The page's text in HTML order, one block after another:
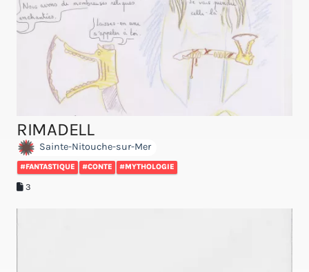
RIMADELL
Sainte-Nitouche-sur-Mer
#FANTASTIQUE #CONTE #MYTHOLOGIE
3